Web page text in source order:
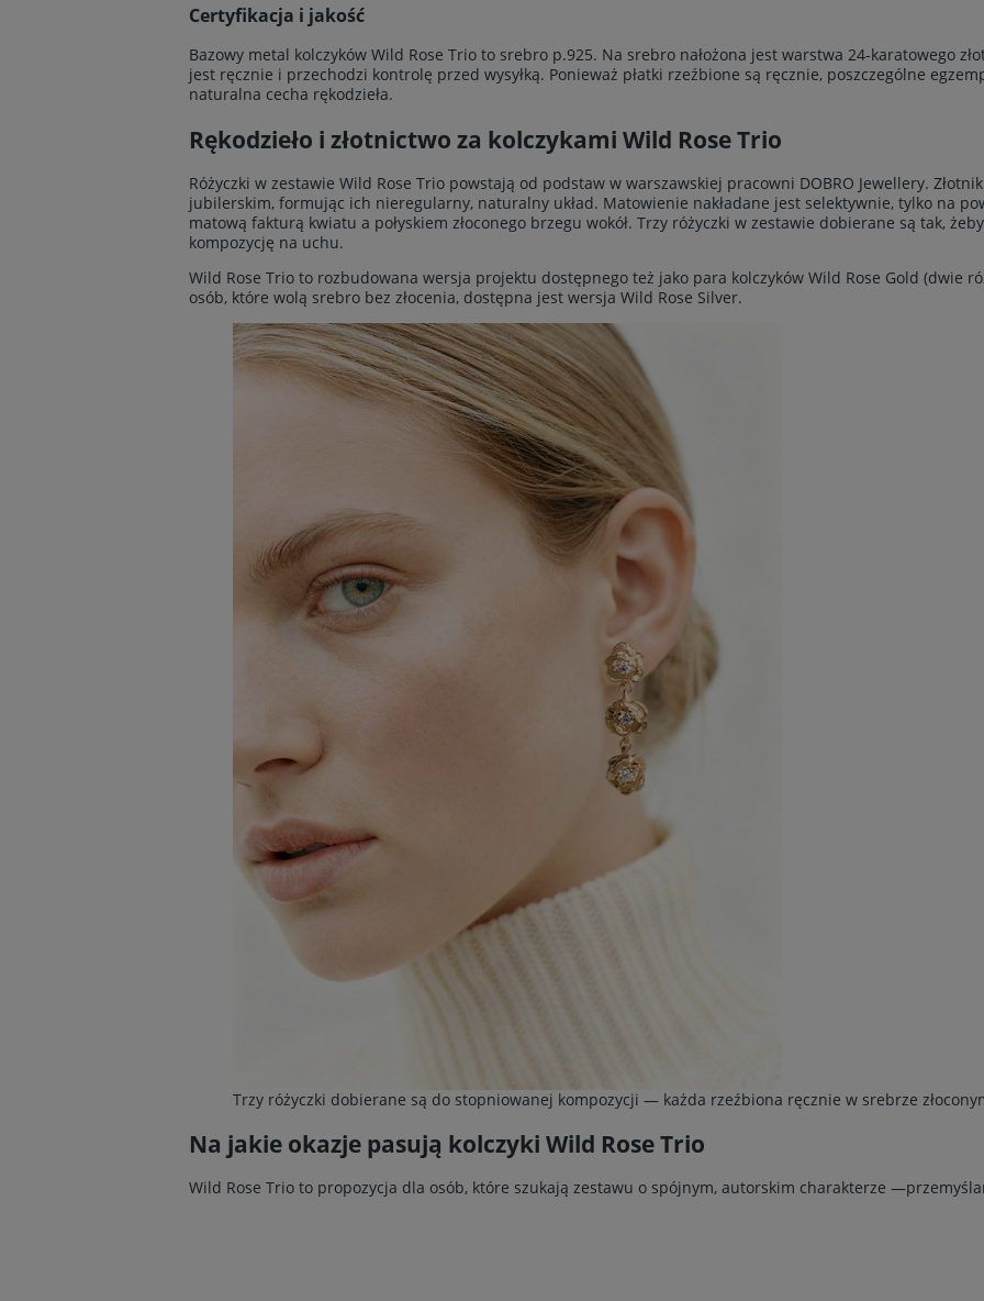
Certyfikacja i jakość
Bazowy metal kolczyków Wild Rose Trio to srebro p.925. Na srebro nałożona jest warstwa 24-karatowego
jest ręcznie i przechodzi kontrolę przed wysyłką. Ponieważ płatki rzeźbione są ręcznie, poszczególne
naturalna cecha rękodzieła.
Rękodzieło i złotnictwo za kolczykami Wild Rose Trio
Różyczki w zestawie Wild Rose Trio powstają od podstaw w warszawskiej pracowni DOBRO Jewellery.
jubilerskim, formując ich nieregularny, naturalny układ. Matowienie nakładane jest selektywnie, tylko na
matową fakturą kwiatu a połyskiem złoconego brzegu wokół. Trzy różyczki w zestawie dobierane są tak,
kompozycję na uchu.
Wild Rose Trio to rozbudowana wersja projektu dostępnego też jako para kolczyków Wild Rose Gold (dwie
osób, które wolą srebro bez złocenia, dostępna jest wersja Wild Rose Silver.
Trzy różyczki dobierane są do stopniowanej kompozycji — każda rzeźbiona ręcznie w srebrze
Na jakie okazje pasują kolczyki Wild Rose Trio
Wild Rose Trio to propozycja dla osób, które szukają zestawu o spójnym, autorskim charakterze